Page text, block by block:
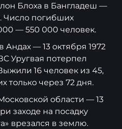
Блоха в Бангладеш —
Число погибших
— 550 000 человек.
Андах — 13 октября 1972
Уругвая потерпел
16 человек из 45,
только через 72 дня.
области — 13
заходе на посадку
врезался в землю.